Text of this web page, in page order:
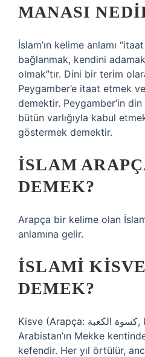
MANASI
İslam’ın kelime anlamı
bağlanmak, kendini
olmak”tır. Dini bir terim
Peygamber’e itaat etmek
demektir. Peygamber’in
bütün varlığıyla kabul
göstermek demektir.
İSLAM
DEMEK?
Arapça bir kelime olan
anlamına gelir.
İSLAMI
DEMEK?
Kisve (Arapça: كسوة الكعبة‎, kiswat al-ka’bah), Suudi
Arabistan’ın Mekke
kefendir. Her yıl örtülür,